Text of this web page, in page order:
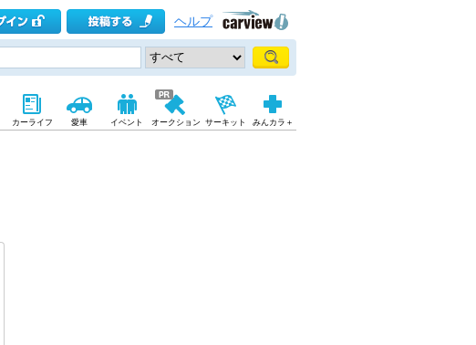
ヘルプ
カーライフ 愛車 イベント オークション サーキット みんカラ＋